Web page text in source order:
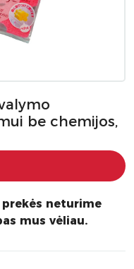
be chemijos,
neturime
mus vėliau.